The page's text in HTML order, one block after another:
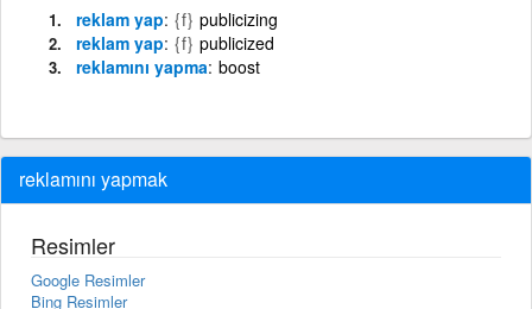
reklam yap {f} publicizing
reklam yap {f} publicized
reklamını yapma boost
reklamını yapmak
Resimler
Google Resimler
Bing Resimler